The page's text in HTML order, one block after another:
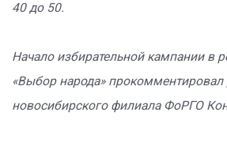
40 до 50.
Начало избирательной кампании в
«Выбор народа» прокомментировал
новосибирского филиала ФоРГО